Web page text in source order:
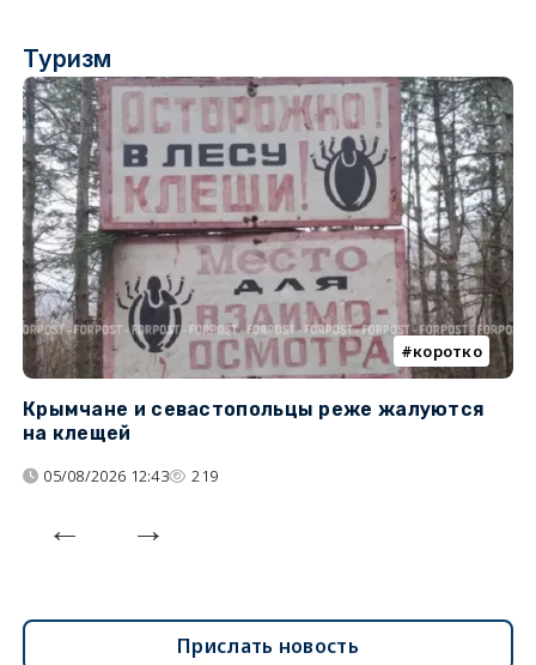
Туризм
коротко
Крымчане и севастопольцы реже жалуются
на клещей
05/08/2026 12:43 219
Прислать новость